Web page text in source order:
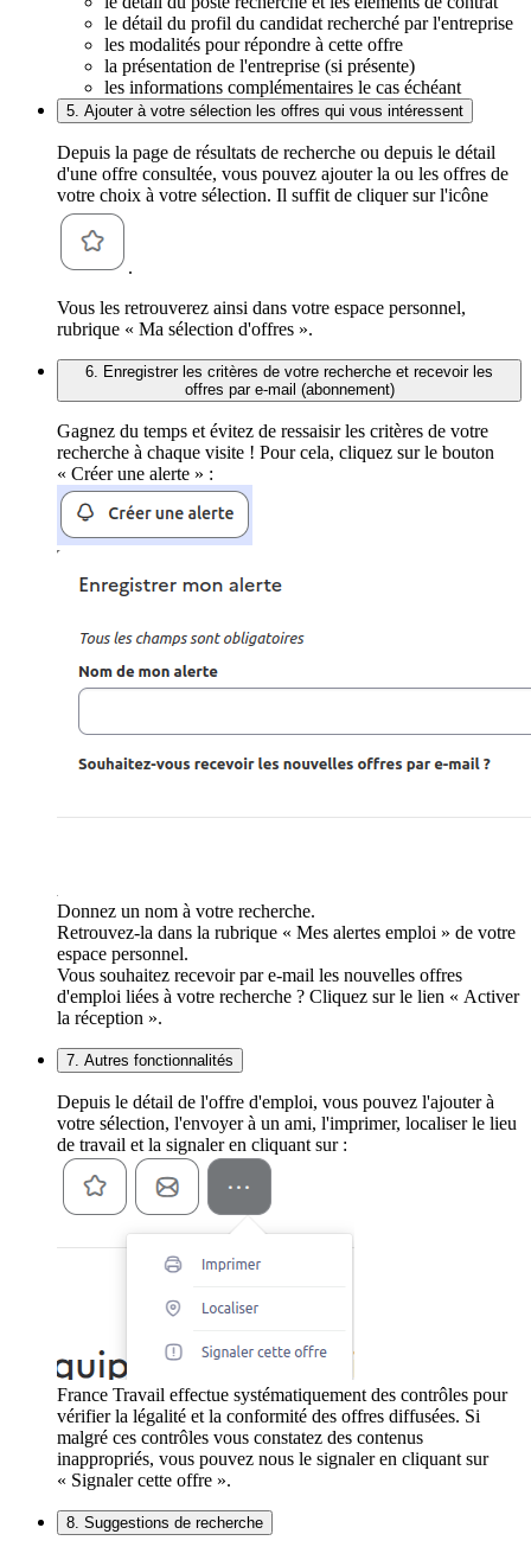
le détail du profil du candidat recherché par l'entreprise
les modalités pour répondre à cette offre
la présentation de l'entreprise (si présente)
les informations complémentaires le cas échéant
5. Ajouter à votre sélection les offres qui vous intéressent
Depuis la page de résultats de recherche ou depuis le détail
d'une offre consultée, vous pouvez ajouter la ou les offres de
votre choix à votre sélection. Il suffit de cliquer sur l'icône
.
Vous les retrouverez ainsi dans votre espace personnel,
rubrique « Ma sélection d'offres ».
6. Enregistrer les critères de votre recherche et recevoir les
offres par e-mail (abonnement)
Gagnez du temps et évitez de ressaisir les critères de votre
recherche à chaque visite ! Pour cela, cliquez sur le bouton
« Créer une alerte » :
Donnez un nom à votre recherche.
Retrouvez-la dans la rubrique « Mes alertes emploi » de votre
espace personnel.
Vous souhaitez recevoir par e-mail les nouvelles offres
d'emploi liées à votre recherche ? Cliquez sur le lien « Activer
la réception ».
7. Autres fonctionnalités
Depuis le détail de l'offre d'emploi, vous pouvez l'ajouter à
votre sélection, l'envoyer à un ami, l'imprimer, localiser le lieu
de travail et la signaler en cliquant sur :
France Travail effectue systématiquement des contrôles pour
vérifier la légalité et la conformité des offres diffusées. Si
malgré ces contrôles vous constatez des contenus
inappropriés, vous pouvez nous le signaler en cliquant sur
« Signaler cette offre ».
8. Suggestions de recherche